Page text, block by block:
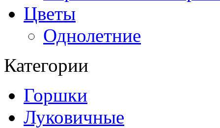
Цветы
Однолетние
Категории
Горшки
Луковичные